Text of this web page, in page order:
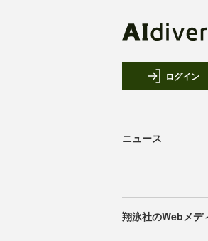
ログイン
ニュース
翔泳社のWebメデ